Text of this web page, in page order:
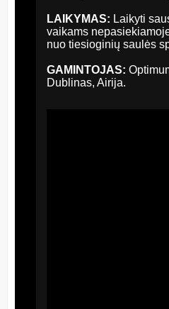
LAIKYMAS: Laikyti
vaikams
nuo tiesioginių saulės
GAMINTOJAS:
Dublinas, Airija.